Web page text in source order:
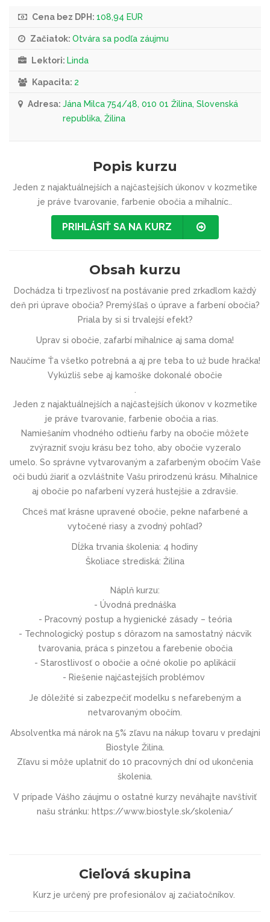
Cena bez DPH: 108,94 EUR
Začiatok: Otvára sa podľa záujmu
Lektori: Linda
Kapacita: 2
Adresa: Jána Milca 754/48, 010 01 Žilina, Slovenská
republika, Žilina
Popis kurzu
Jeden z najaktuálnejších a najčastejších úkonov v kozmetike
je práve tvarovanie, farbenie obočia a mihalníc..
PRIHLÁSIŤ SA NA KURZ
Obsah kurzu
Dochádza ti trpezlivosť na postávanie pred zrkadlom každý
deň pri úprave obočia? Premýšľaš o úprave a farbení obočia?
Priala by si si trvalejší efekt?
Uprav si obočie, zafarbí mihalnice aj sama doma!
Naučíme Ťa všetko potrebná a aj pre teba to už bude hračka!
Vykúzliš sebe aj kamoške dokonalé obočie
Jeden z najaktuálnejších a najčastejších úkonov v kozmetike
je práve tvarovanie, farbenie obočia a rias.
Namiešaním vhodného odtieňu farby na obočie môžete
zvýrazniť svoju krásu bez toho, aby obočie vyzeralo
umelo. So správne vytvarovaným a zafarbeným obočím Vaše
oči budú žiariť a ozvláštnite Vašu prirodzenú krásu. Mihalnice
aj obočie po nafarbení vyzerá hustejšie a zdravšie.
Chceš mať krásne upravené obočie, pekne nafarbené a
vytočené riasy a zvodný pohľad?
Dĺžka trvania školenia: 4 hodiny
Školiace strediská: Žilina
Náplň kurzu:
- Úvodná prednáška
- Pracovný postup a hygienické zásady – teória
- Technologický postup s dôrazom na samostatný nácvik
tvarovania, práca s pinzetou a farebenie obočia
- Starostlivosť o obočie a očné okolie po aplikácií
- Riešenie najčastejších problémov
Je dôležité si zabezpečiť modelku s nefarebeným a
netvarovaným obočím.
Absolventka má nárok na 5% zľavu na nákup tovaru v predajni
Biostyle Žilina.
Zľavu si môže uplatniť do 10 pracovných dní od ukončenia
školenia.
V prípade Vášho záujmu o ostatné kurzy neváhajte navštíviť
našu stránku: https://www.biostyle.sk/skolenia/
Cieľová skupina
Kurz je určený pre profesionálov aj začiatočníkov.